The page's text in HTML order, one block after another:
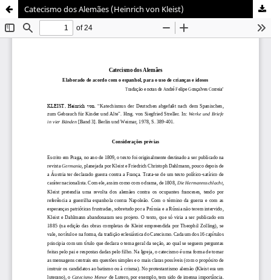
Catecismo dos Alemães (Heinrich von Kleist)